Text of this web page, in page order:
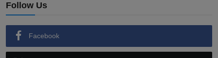
Follow Us
Facebook